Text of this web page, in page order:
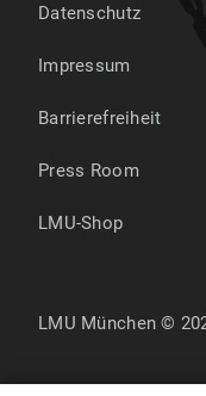
Datenschutz
Impressum
Barrierefreiheit
Press Room
LMU-Shop
LMU München ©